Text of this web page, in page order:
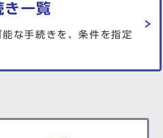
き一覧
な手続きを、条件を指定